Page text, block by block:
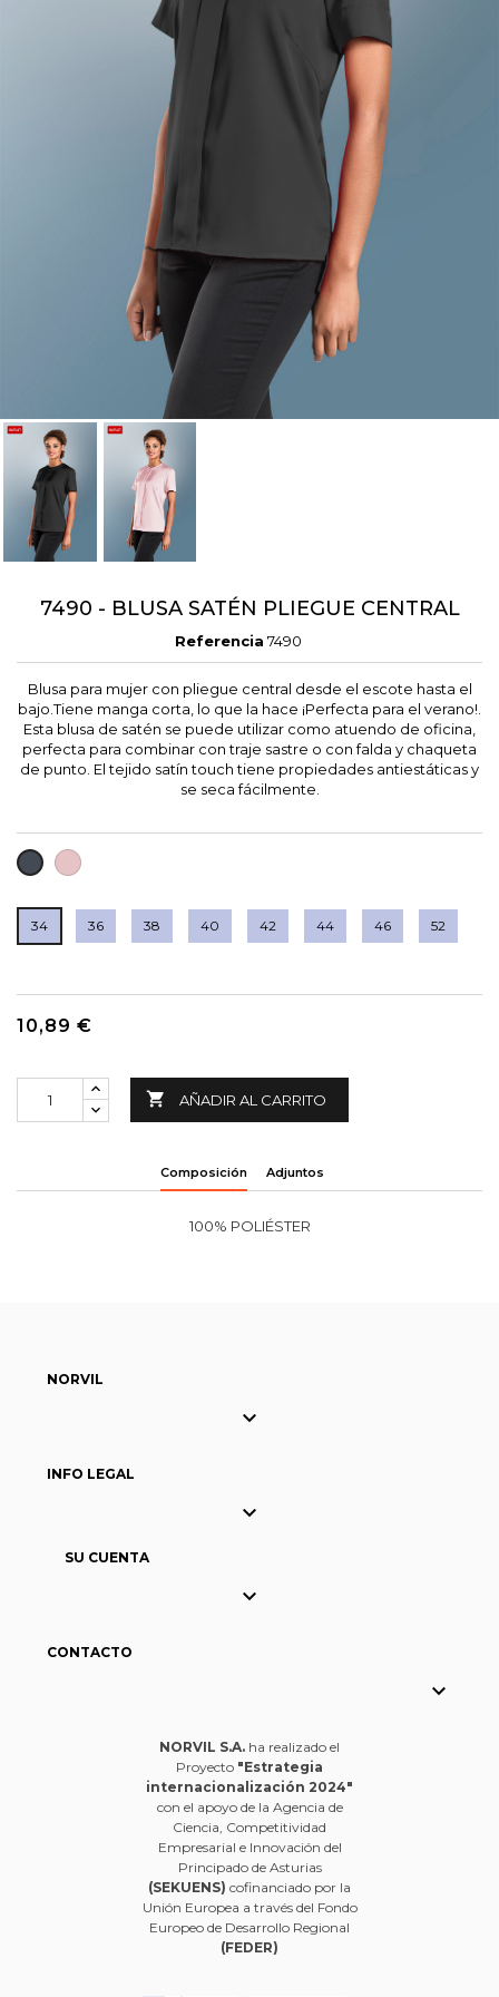
7490 - BLUSA SATÉN PLIEGUE CENTRAL
Referencia 7490
Blusa para mujer con pliegue central desde el escote hasta el
bajo.Tiene manga corta, lo que la hace ¡Perfecta para el verano!.
Esta blusa de satén se puede utilizar como atuendo de oficina,
perfecta para combinar con traje sastre o con falda y chaqueta
de punto. El tejido satín touch tiene propiedades antiestáticas y
se seca fácilmente.
NEGROROSA
PALO
34 36 38 40 42 44 46 52
10,89 €
 AÑADIR AL CARRITO
Composición Adjuntos
100% POLIÉSTER
NORVIL

INFO LEGAL

SU CUENTA

CONTACTO

Cancelar Crear lista de Favoritos
Cancelar Iniciar sesión
NORVIL S.A. ha realizado el
Proyecto "Estrategia
internacionalización 2024"
con el apoyo de la Agencia de
Ciencia, Competitividad
Empresarial e Innovación del
Principado de Asturias
(SEKUENS) cofinanciado por la
Unión Europea a través del Fondo
Europeo de Desarrollo Regional
(FEDER)